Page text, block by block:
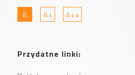
A
A+ A++
Przydatne linki: